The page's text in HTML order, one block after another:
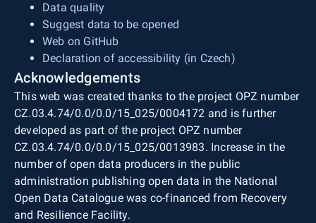
Data quality
Suggest data to be opened
Web on GitHub
Declaration of accessibility (in Czech)
Acknowledgements
This web was created thanks to the project OPZ number
CZ.03.4.74/0.0/0.0/15_025/0004172 and is further
developed as part of the project OPZ number
CZ.03.4.74/0.0/0.0/15_025/0013983. Increase in the
number of open data producers in the public
administration publishing open data in the National
Open Data Catalogue was co-financed from Recovery
and Resilience Facility.